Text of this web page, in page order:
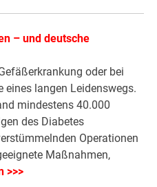
– und deutsche
oder bei
eines langen Leidenswegs.
mindestens 40.000
des Diabetes
Operationen
Maßnahmen,
>>>